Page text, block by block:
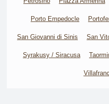
Porto Empedocle
San Giovanni di Sinis San
Syrakusy / Siracusa